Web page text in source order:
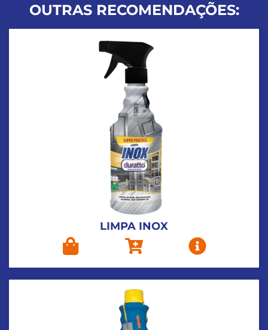
OUTRAS RECOMENDAÇÕES:
LIMPA INOX